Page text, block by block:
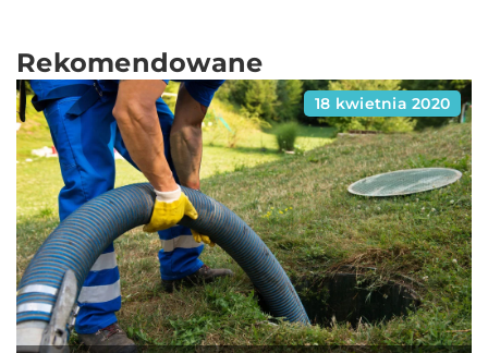
Rekomendowane
18 kwietnia 2020